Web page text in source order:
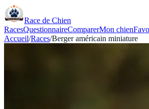
Race de Chien
RacesQuestionnaireComparerMon chien
Accueil/Races/Berger américain miniature